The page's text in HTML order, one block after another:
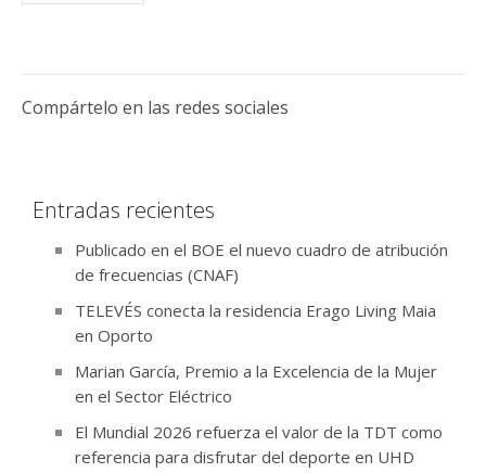
Compártelo en las redes sociales
Entradas recientes
Publicado en el BOE el nuevo cuadro de atribución
de frecuencias (CNAF)
TELEVÉS conecta la residencia Erago Living Maia
en Oporto
Marian García, Premio a la Excelencia de la Mujer
en el Sector Eléctrico
El Mundial 2026 refuerza el valor de la TDT como
referencia para disfrutar del deporte en UHD